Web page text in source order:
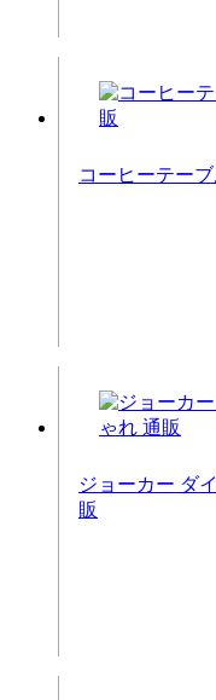
コーヒーテー
ジョーカー ダ
販